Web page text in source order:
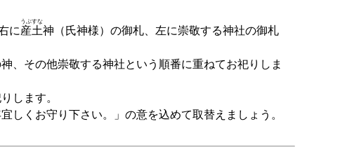
に産土
うぶすな
神（氏神様）の御札、左に崇敬する神社の御札
、その他崇敬する神社という順番に重ねてお祀りしま
します。
しくお守り下さい。」の意を込めて取替えましょう。